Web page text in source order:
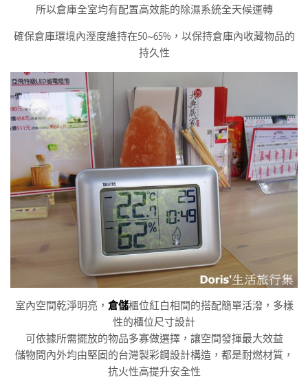
所以倉庫全室均有配置高效能的除濕系統全天候運轉
確保倉庫環境內溼度維持在50~65%，以保持倉庫內收藏物品的
持久性
室內空間乾淨明亮， 倉儲櫃位紅白相間的搭配簡單活潑，多樣
性的櫃位尺寸設計
可依據所需擺放的物品多寡做選擇，讓空間發揮最大效益
儲物間內外均由堅固的台灣製彩鋼設計構造，都是耐燃材質，
抗火性高提升安全性